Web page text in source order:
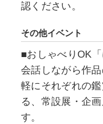
認ください。
その他イベント
■おしゃべりOK
会話しながら作
軽にそれぞれの
る、常設展・企
す。